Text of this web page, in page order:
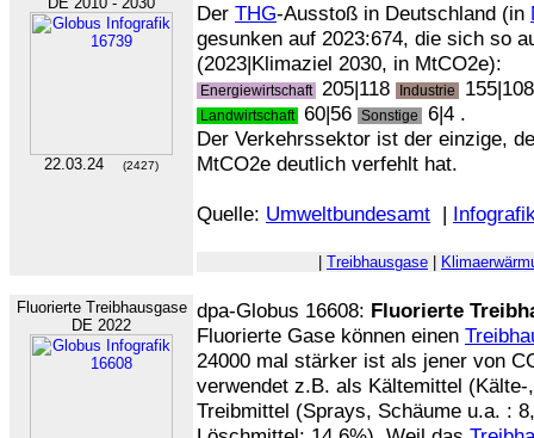
22.03.24 (2427)
Der THG-Ausstoß in Deutschland (in
gesunken auf 2023:674, die sich so
(2023|Klimaziel 2030, in MtCO2e):
Energiewirtschaft 205|118 Industrie
Landwirtschaft 60|56 Sonstige
6|4 .
Der Verkehrssektor ist der einzige,
MtCO2e deutlich verfehlt hat.
Quelle: Umweltbundesamt |
Treibhausgase
Fluorierte Treibhausgase
DE 2022
dpa-Globus 16608: Fluorierte
Fluorierte Gase können einen
24000 mal stärker ist als jener von
verwendet z.B. als Kältemittel
Treibmittel (Sprays, Schäume u.a. :